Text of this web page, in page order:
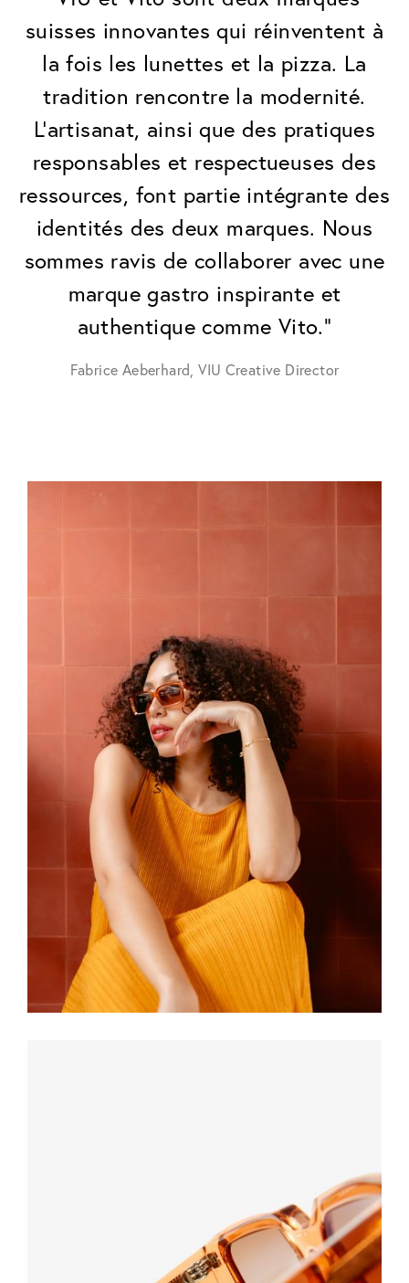
suisses innovantes qui réinventent à
la fois les lunettes et la pizza. La
tradition rencontre la modernité.
L'artisanat, ainsi que des pratiques
responsables et respectueuses des
ressources, font partie intégrante des
identités des deux marques. Nous
sommes ravis de collaborer avec une
marque gastro inspirante et
authentique comme Vito."
Fabrice Aeberhard, VIU Creative Director